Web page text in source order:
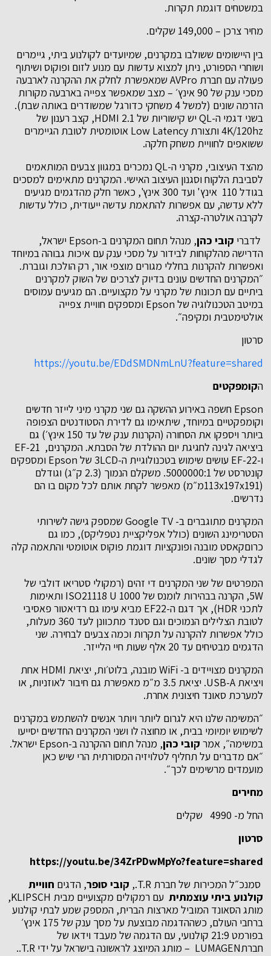
במשטחים דוגמת תקרות.
מחיר צרכן – 149,000 שקלים.
בין היישומים ששולבו במקרנים, שמיועדים לקולנוע ביתי, גיימרים
ושוחרי הספורט, ניתן למצוא עדשות עם מנוע לזום ופוקוס ושיתוף
פעולה עם חברת AVPro שמאפשרת לחלק את ההקרנה לארבעה
מסכי ענק של 90 אינץ׳ – מצב שמאפשר צפייה בארבעה מקורות
הזרמה שונים (למשל 4 משחקי כדורגל שמשודרים באותה שבת).
בשני דגמי ה-QL יש קישוריות של HDMI 2.1, קצב רענון של
4K/120hz ותצורת Low Latency אוטומטית לטובת הגיימרים
ששואפים לחוויית משחק חלקה.
מהצד העיצובי, מקרני ה-QL נמכרים במגוון צבעים המותאמים
לסביבת הלקוח וסגנון העיצוב האישי. המקרנים מתאימים למסכים
בגודל 110 אינץ' ועד 300 אינץ', כאשר חלק מהדגמים מגיעים
ללא עדשה, עם אפשרות להתאמת עדשה ייעודית, כולל עדשות
לקרבה אולטרה-קצרה.
לדברי קובי כהן
, מנהל תחום המקרנים ב-Epson ישראל,
הדרישה מהלקוחות לבידור על מסכי ענק עם איכות גבוהה במיוחד
ואפשרות להקרנות בחללי מגורים מוצפי אור, רק הולכת וגוברת.
״המקרנים החדשים עונים בדיוק לצרכים של השוק למקרנים
ביתיים עם תכונות של מקרני על מקצועיים. הם מגיעים עמוסים
במיטב הטכנולוגיה של Epson ומספקים חוויית צפייה
אולטימטבית ומקיפה״.
סרטון
https://youtu.be/EDdSMDNmLnU?feature=shared
הקומפקטים
Epson חשפה באירוע ההשקה גם שני מקרני מיני לייזר חדשים
וקומפקטיים במיוחד, שיתאימו גם לדירת הסטודנטים הצפופה
ביותר ויספקו את הסחורה (הקרנות ענק של עד 150 אינץ׳) גם
ביציאה לגינה לחגיגת יום ההולדת של הסבתא. המקרנים, EF-21
ו-EF-22 עושים שימוש בטכנולוגיית ה-3LCD של Epson ומספקים
קונטרסט של 5000000:1. משקלם הנמוך (2.3 ק״ג) וגודלם
(113x197x191מ״מ) מאפשר לקחת אותם לכל מקום בו הם
נדרשים.
המקרנים מתוגברים ב- Google TV שמספק גישה לשירותי
הסטרימינג השונים (כולל אפליקציית נטפליקס), כמו גם
כרוםקאסט מובנה ופונקציות דוגמת פוקוס אוטומטי והתאמה קלה
לגדלי מסך שונים.
המפרטים של שני המקרנים די זהים (רמקולי סטריאו דולבי של
5W, הקרנה בבהירות לומנס של 1000 ISO21118 U ותאימות
לתכני HDR), אך דגם ה-EF22 מביא עימו גם רדיאטור פאסיבי
לטובת הצלילים הנמוכים וגם סטנד מתכוונן לעד 360 מעלות,
כולל אפשרות להקרנה על תקרות וכמה צבעים לבחירה. שני
הדגמים מבטיחים עד 20 אלף שעות חיי הלייזר.
המקרנים מצויידים ב- WiFi מובנה, בלוט׳ות, יציאת HDMI אחת
ויציאת USB-A. יציאת 3.5 מ״מ מאפשרת גם חיבור לאוזניות, או
למערכת סאונד חיצונית אחרת.
״המשימה שלנו היא לגרום ליותר ויותר אנשים להשתמש במקרנים
לשימוש יומיומי בבית, או מחוצה לו ושני המקרנים החדשים יסייעו
במשימה״, אמר קובי כהן
, מנהל תחום ההקרנה ב-Epson ישראל.
״אם מדברים על תחליף לטלויזיה המסורתית הרי שיש כאן
מועמדים מרשימים לכך״.
מחירים
החל מ- 4990 שקלים
סרטון
https://youtu.be/34ZrPDwMpYo?feature=shared
סמנכ״ל המכירות של חברת T.R.,
קובי סופר, הדגים חוויית
קולנוע ביתי עוצמתית
עם רמקולים מקצועיים מבית KLIPSCH,
מותג הסאונד המוביל מארצות הברית, המספק שמע לבתי קולנוע
ברחבי העולם, כשההדגמה מבוצעת על מסך ענק של 175 אינץ׳
בפורמט 21:9 קולנועי, עם הדגמה של מעבד וידאו של
חברתLUMAGEN – מותג המיוצג לראשונה בישראל על ידי T.R..